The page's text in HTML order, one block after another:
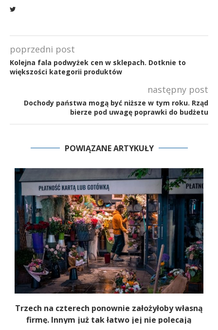
poprzedni post
Kolejna fala podwyżek cen w sklepach. Dotknie to
większości kategorii produktów
następny post
Dochody państwa mogą być niższe w tym roku. Rząd
bierze pod uwagę poprawki do budżetu
POWIĄZANE ARTYKUŁY
Trzech na czterech ponownie założyłoby własną
firmę. Innym już tak łatwo jej nie polecają